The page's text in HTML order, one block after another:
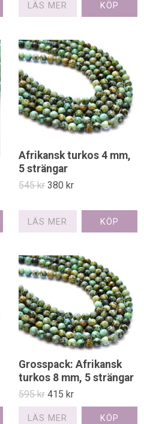
LÄS MER
Afrikansk turkos 4 mm,
5 strängar
545 kr 380 kr
LÄS MER
Grosspack: Afrikansk
turkos 8 mm, 5 strängar
595 kr 415 kr
LÄS MER